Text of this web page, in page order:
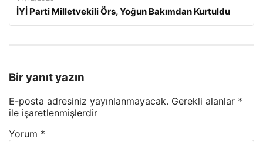
İYİ Parti Milletvekili Örs, Yoğun Bakımdan Kurtuldu
Bir yanıt yazın
E-posta adresiniz yayınlanmayacak. Gerekli alanlar *
ile işaretlenmişlerdir
Yorum *